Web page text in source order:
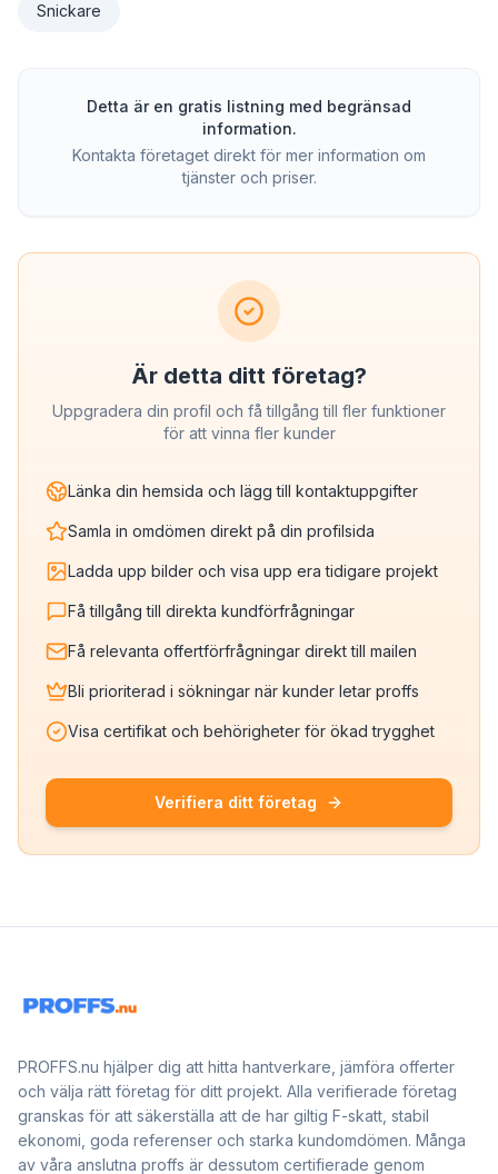
Snickare
Detta är en gratis listning med begränsad
information.
Kontakta företaget direkt för mer information om
tjänster och priser.
Är detta ditt företag?
Uppgradera din profil och få tillgång till fler funktioner
för att vinna fler kunder
Länka din hemsida och lägg till kontaktuppgifter
Samla in omdömen direkt på din profilsida
Ladda upp bilder och visa upp era tidigare projekt
Få tillgång till direkta kundförfrågningar
Få relevanta offertförfrågningar direkt till mailen
Bli prioriterad i sökningar när kunder letar proffs
Visa certifikat och behörigheter för ökad trygghet
Verifiera ditt företag
PROFFS.nu hjälper dig att hitta hantverkare, jämföra offerter
och välja rätt företag för ditt projekt. Alla verifierade företag
granskas för att säkerställa att de har giltig F-skatt, stabil
ekonomi, goda referenser och starka kundomdömen. Många
av våra anslutna proffs är dessutom certifierade genom